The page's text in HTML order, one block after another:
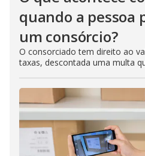
quando a pessoa
um consórcio?
O consorciado tem direito ao
taxas, descontada uma multa